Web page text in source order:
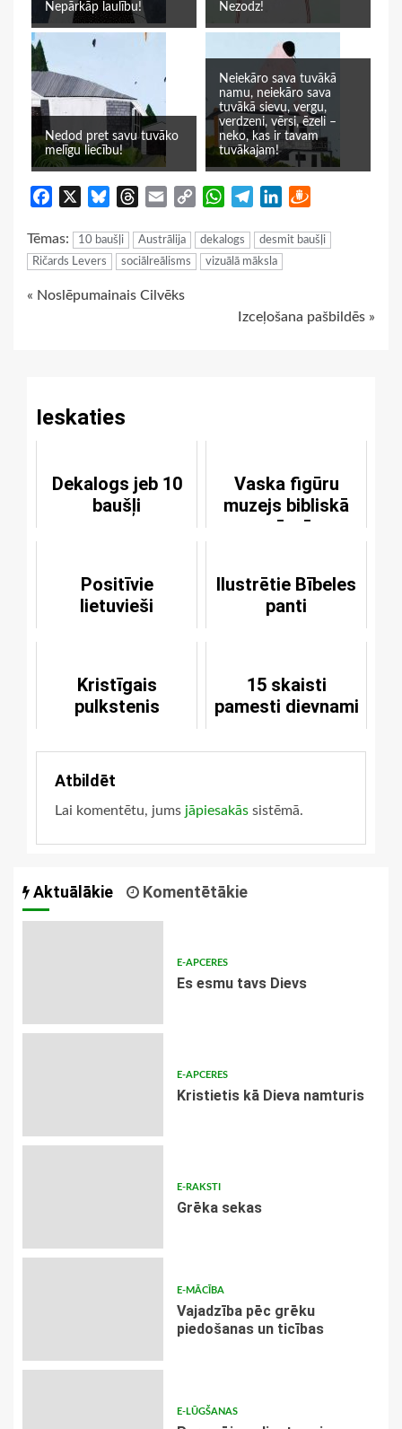
Nepārkāp laulību! Nezodz!
Nedod pret savu tuvāko
melīgu liecību!
Neiekāro sava tuvākā
namu, neiekāro sava
tuvākā sievu, vergu,
verdzeni, vērsi, ēzeli –
neko, kas ir tavam
tuvākajam!
Facebook BlueskyThreads
Email
Copy
WhatsApp
TelegramLinkedIn
Tēmas: 10 baušļi Austrālija dekalogs
desmit baušļi
Ričards Levers
sociālreālisms vizuālā māksla
Continue
« Noslēpumainais Cilvēks
Izceļošana pašbildēs »
Ieskaties
Dekalogs jeb 10
baušļi
Vaska figūru
muzejs bibliskā
mērcē
Positīvie
lietuvieši
Ilustrētie Bībeles
panti
Kristīgais
pulkstenis
15 skaisti
pamesti dievnami
Atbildēt
Lai komentētu, jums jāpiesakās sistēmā.
Aktuālākie Komentētākie
E-APCERES
Es esmu tavs Dievs
E-APCERES
Kristietis kā Dieva namturis
E-RAKSTI
Grēka sekas
E-MĀCĪBA
Vajadzība pēc grēku
piedošanas un ticības
E-LŪGŠANAS